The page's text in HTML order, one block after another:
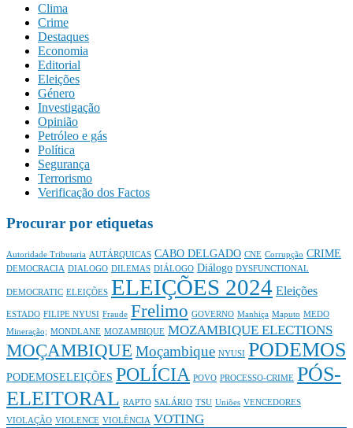
Clima
Crime
Destaques
Economia
Editorial
Eleições
Género
Investigação
Opinião
Petróleo e gás
Política
Segurança
Terrorismo
Verificação dos Factos
Procurar por etiquetas
Autoridade Tributaria AUTÁRQUICAS CABO DELGADO CNE Corrupção CRIME
DEMOCRACIA DIALOGO DILEMAS DIÁLOGO Diálogo DYSFUNCTIONAL
DEMOCRATIC ELEIÇÕES ELEIÇÕES 2024 Eleições
ESTADO FILIPE NYUSI Fraude Frelimo GOVERNO Manhiça Maputo MEDO
Mineração; MONDLANE MOZAMBIQUE MOZAMBIQUE ELECTIONS
MOÇAMBIQUE Moçambique NYUSI PODEMOS
PODEMOSELEIÇÕES POLÍCIA POVO PROCESSO-CRIME PÓS-
ELEITORAL RAPTO SALÁRIO TSU Uniões VENCEDORES
VIOLAÇÃO VIOLENCE VIOLÊNCIA VOTING